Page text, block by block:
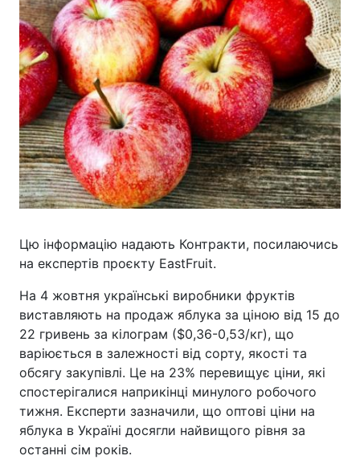
Цю інформацію надають Контракти, посилаючись
на експертів проєкту EastFruit.
На 4 жовтня українські виробники фруктів
виставляють на продаж яблука за ціною від 15 до
22 гривень за кілограм ($0,36-0,53/кг), що
варіюється в залежності від сорту, якості та
обсягу закупівлі. Це на 23% перевищує ціни, які
спостерігалися наприкінці минулого робочого
тижня. Експерти зазначили, що оптові ціни на
яблука в Україні досягли найвищого рівня за
останні сім років.